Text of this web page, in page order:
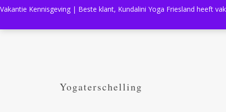
Yogaterschelling
Vakantie Kennisgeving | Beste klant, Kundalini Yoga Friesland heeft